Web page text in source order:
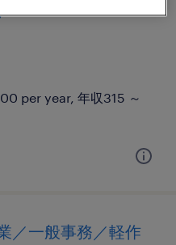
per year, 年収315 ～
／一般事務／軽作